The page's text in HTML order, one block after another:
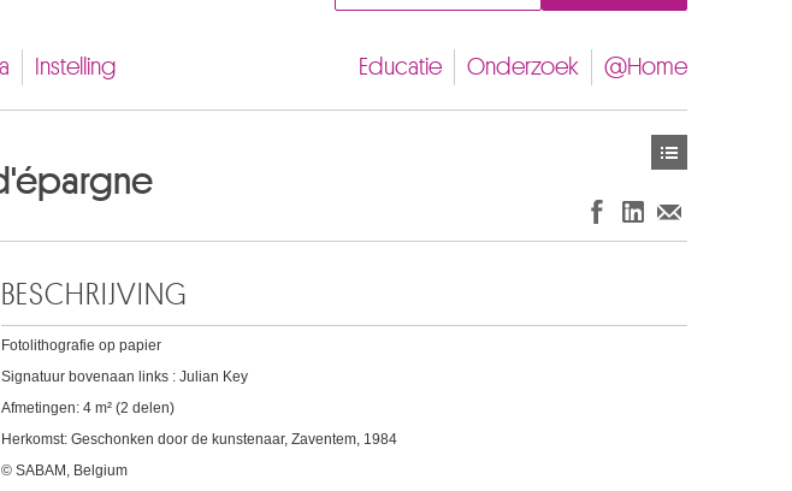
Instelling Educatie Onderzoek @Home
BESCHRIJVING
Fotolithografie op papier
Signatuur bovenaan links : Julian Key
Afmetingen: 4 m² (2 delen)
Herkomst: Geschonken door de kunstenaar, Zaventem, 1984
© SABAM, Belgium